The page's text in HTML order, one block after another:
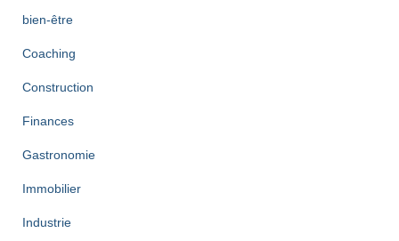
bien-être
Coaching
Construction
Finances
Gastronomie
Immobilier
Industrie